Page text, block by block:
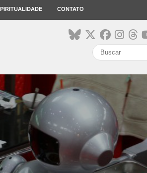
CONTATO